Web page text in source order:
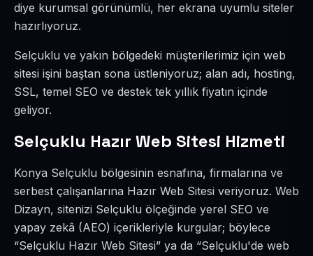
diye kurumsal görünümlü, her ekrana uyumlu siteler
hazırlıyoruz.
Selçuklu ve yakın bölgedeki müşterilerimiz için web
sitesi işini baştan sona üstleniyoruz; alan adı, hosting,
SSL, temel SEO ve destek tek yıllık fiyatın içinde
geliyor.
Selçuklu Hazır Web Sitesi Hizmeti
Konya Selçuklu bölgesinin esnafına, firmalarına ve
serbest çalışanlarına Hazır Web Sitesi veriyoruz. Web
Dizayn, sitenizi Selçuklu ölçeğinde yerel SEO ve
yapay zekâ (AEO) içerikleriyle kurgular; böylece
“Selçuklu Hazır Web Sitesi” ya da “Selçuklu'de web